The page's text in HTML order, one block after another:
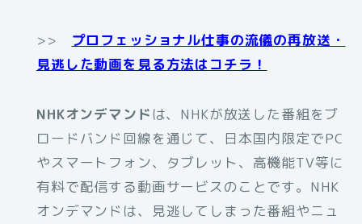
>> プロフェッショナル仕事の流儀の再放送・
見逃した動画を見る方法はコチラ！
NHKオンデマンド は、NHKが放送した番組をブ
ロードバンド回線を通じて、日本国内限定でPC
やスマートフォン、タブレット、高機能TV等に
有料で配信する動画サービスのことです。NHK
オンデマンドは、見逃してしまった番組やニュ